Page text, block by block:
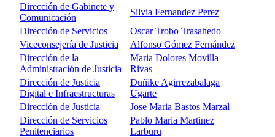
Dirección de Gabinete y
Comunicación
Silvia Fernandez Perez
Dirección de Servicios
Oscar Trobo Trasahedo
Viceconsejería de Justicia
Alfonso Gómez Fernández
Dirección de la
Administración de Justicia
Maria Dolores Movilla
Rivas
Dirección de Justicia
Digital e Infraestructuras
Duñike Agirrezabalaga
Ugarte
Dirección de Justicia
Jose Maria Bastos Marzal
Dirección de Servicios
Penitenciarios
Pablo Maria Martinez
Larburu